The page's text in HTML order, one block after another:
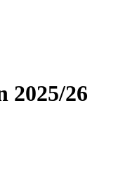
2025/26